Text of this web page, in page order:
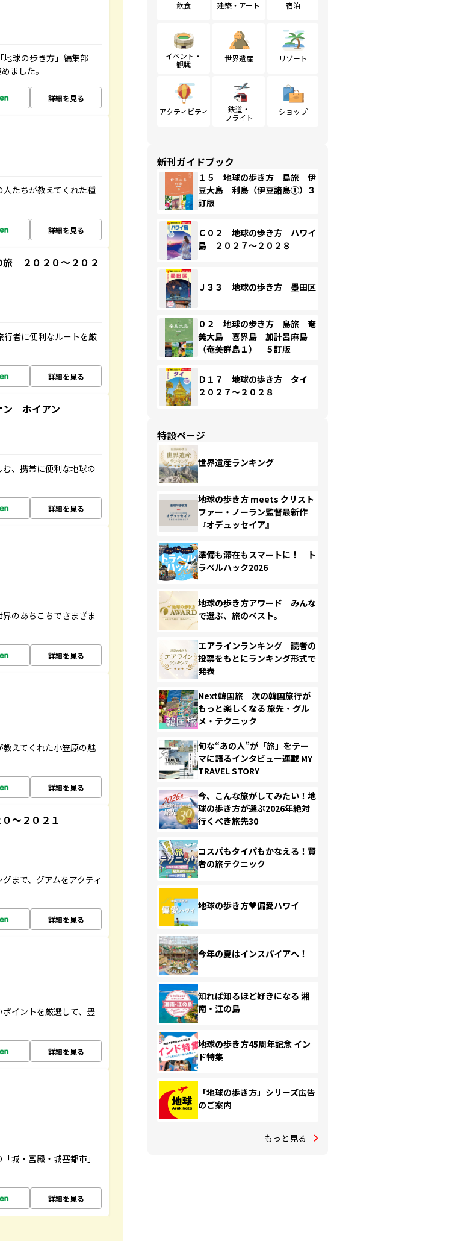
球の歩き方」編集部
ました。
詳細を見る
たちが教えてくれた種
詳細を見る
２０２０～２０２
行者に便利なルートを厳
詳細を見る
ホイアン
、携帯に便利な地球の
詳細を見る
のあちこちでさまざま
詳細を見る
えてくれた小笠原の魅
詳細を見る
～２０２１
まで、グアムをアクティ
詳細を見る
イントを厳選して、豊
詳細を見る
城・宮殿・城塞都市」
詳細を見る
飲食 建築・アート 宿泊
イベント・
観戦
世界遺産 リゾート
アクティビティ
鉄道・
フライト
ショップ
新刊ガイドブック
１５ 地球の歩き方 島旅 伊
豆大島 利島（伊豆諸島①）３
訂版
Ｃ０２ 地球の歩き方 ハワイ
島 ２０２７～２０２８
Ｊ３３ 地球の歩き方 墨田区
０２ 地球の歩き方 島旅 奄
美大島 喜界島 加計呂麻島
（奄美群島１） ５訂版
Ｄ１７ 地球の歩き方 タイ
２０２７～２０２８
特設ページ
世界遺産ランキング
地球の歩き方 meets クリスト
ファー・ノーラン監督最新作
『オデュッセイア』
準備も滞在もスマートに！ ト
ラベルハック2026
地球の歩き方アワード みんな
で選ぶ、旅のベスト。
エアラインランキング 読者の
投票をもとにランキング形式で
発表
Next韓国旅 次の韓国旅行が
もっと楽しくなる 旅先・グル
メ・テクニック
旬な“あの人”が「旅」をテー
マに語るインタビュー連載 MY
TRAVEL STORY
今、こんな旅がしてみたい！地
球の歩き方が選ぶ2026年絶対
行くべき旅先30
コスパもタイパもかなえる！賢
者の旅テクニック
地球の歩き方♥偏愛ハワイ
今年の夏はインスパイアへ！
知れば知るほど好きになる 湘
南・江の島
地球の歩き方45周年記念 イン
ド特集
「地球の歩き方」シリーズ広告
のご案内
もっと見る